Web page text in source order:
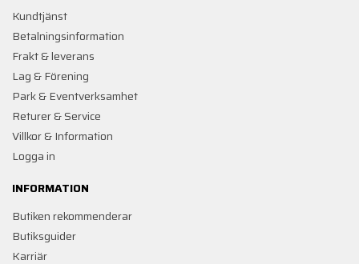
Kundtjänst
Betalningsinformation
Frakt & leverans
Lag & Förening
Park & Eventverksamhet
Returer & Service
Villkor & Information
Logga in
INFORMATION
Butiken rekommenderar
Butiksguider
Karriär